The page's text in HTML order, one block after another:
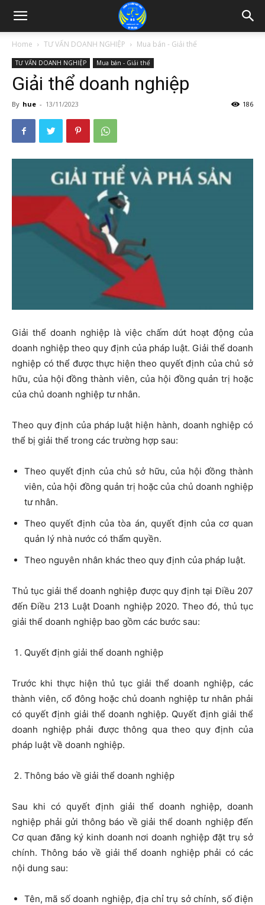
Home TƯ VẤN DOANH NGHIỆP Mua bán - Giải thể
TƯ VẤN DOANH NGHIỆP Mua bán - Giải thể
Giải thể doanh nghiệp
By hue - 13/11/2023 186
Giải thể doanh nghiệp là việc chấm dứt hoạt động của
doanh nghiệp theo quy định của pháp luật. Giải thể doanh
nghiệp có thể được thực hiện theo quyết định của chủ sở
hữu, của hội đồng thành viên, của hội đồng quản trị hoặc
của chủ doanh nghiệp tư nhân.
Theo quy định của pháp luật hiện hành, doanh nghiệp có
thể bị giải thể trong các trường hợp sau:
Theo quyết định của chủ sở hữu, của hội đồng thành
viên, của hội đồng quản trị hoặc của chủ doanh nghiệp
tư nhân.
Theo quyết định của tòa án, quyết định của cơ quan
quản lý nhà nước có thẩm quyền.
Theo nguyên nhân khác theo quy định của pháp luật.
Thủ tục giải thể doanh nghiệp được quy định tại Điều 207
đến Điều 213 Luật Doanh nghiệp 2020. Theo đó, thủ tục
giải thể doanh nghiệp bao gồm các bước sau:
Quyết định giải thể doanh nghiệp
Trước khi thực hiện thủ tục giải thể doanh nghiệp, các
thành viên, cổ đông hoặc chủ doanh nghiệp tư nhân phải
có quyết định giải thể doanh nghiệp. Quyết định giải thể
doanh nghiệp phải được thông qua theo quy định của
pháp luật về doanh nghiệp.
Thông báo về giải thể doanh nghiệp
Sau khi có quyết định giải thể doanh nghiệp, doanh
nghiệp phải gửi thông báo về giải thể doanh nghiệp đến
Cơ quan đăng ký kinh doanh nơi doanh nghiệp đặt trụ sở
chính. Thông báo về giải thể doanh nghiệp phải có các
nội dung sau:
Tên, mã số doanh nghiệp, địa chỉ trụ sở chính, số điện